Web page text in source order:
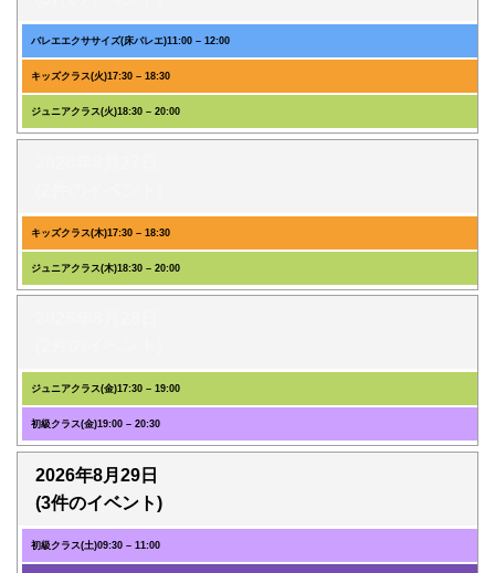
バレエエクササイズ(床バレエ)11:00 – 12:00
キッズクラス(火)17:30 – 18:30
ジュニアクラス(火)18:30 – 20:00
キッズクラス(木)17:30 – 18:30
ジュニアクラス(木)18:30 – 20:00
ジュニアクラス(金)17:30 – 19:00
初級クラス(金)19:00 – 20:30
2026年8月29日
(3件のイベント)
初級クラス(土)09:30 – 11:00